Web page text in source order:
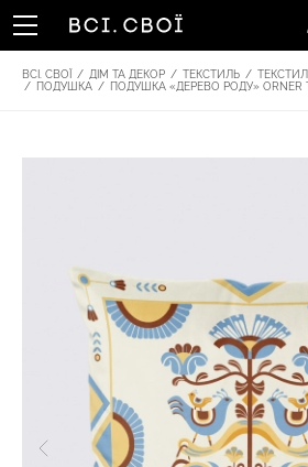
ВСІ. СВОЇ / ДІМ ТА ДЕКОР / ТЕКСТИЛЬ /
/ ПОДУШКА / ПОДУШКА «ДЕРЕВО РОДУ» ORNER